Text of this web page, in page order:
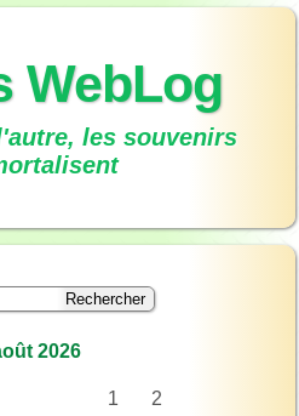
WebLog
les souvenirs
2026
1 2